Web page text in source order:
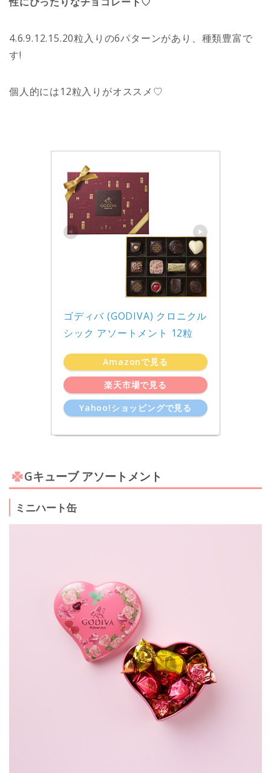
4.6.9.12.15.20粒入りの6パターンがあり、種類豊富で
す!
個人的には12粒入りがオススメ♡
ゴディバ (GODIVA) クロニクル
シック アソートメント 12粒
Amazonで見る
楽天市場で見る
Yahoo!ショッピングで見る
Gキューブ アソートメント
ミニハート缶